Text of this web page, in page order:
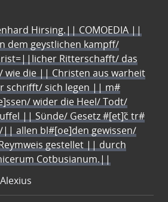
Hirsing.|| COMOEDIA ||
dem geystlichen kampff/
Ritterschafft/ das
wie die || Christen aus warheit
schrifft/ sich legen || m#
wider die Heel/ Todt/
|| Sünde/ Gesetz #[et]c̃ tr#
|| allen bl#[oe]den gewissen/
gestellet || durch
Cotbusianum.||